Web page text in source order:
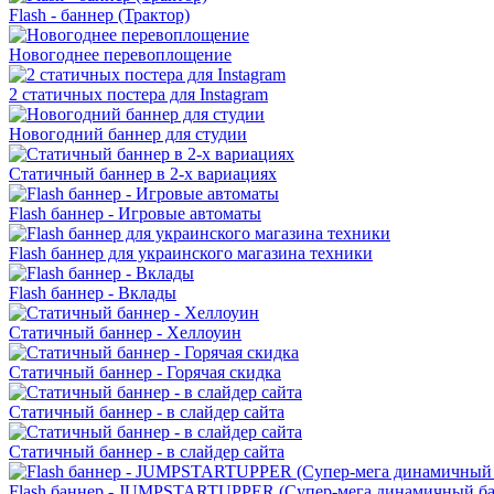
Flash - баннер (Трактор)
Новогоднее перевоплощение
2 статичных постера для Instagram
Новогодний баннер для студии
Статичный баннер в 2-х вариациях
Flash баннер - Игровые автоматы
Flash баннер для украинского магазина техники
Flash баннер - Вклады
Статичный баннер - Хеллоуин
Статичный баннер - Горячая скидка
Статичный баннер - в слайдер сайта
Статичный баннер - в слайдер сайта